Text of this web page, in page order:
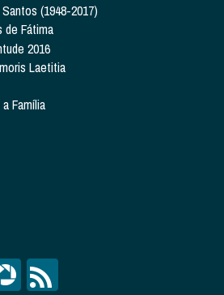
(1948-2017)
de Fátima
2016
Laetitia
Família